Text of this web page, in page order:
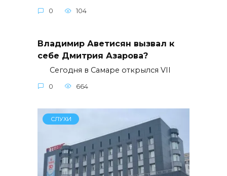
0 104
Владимир Аветисян вызвал к
себе Дмитрия Азарова?
Сегодня в Самаре открылся VII
0 664
СЛУХИ